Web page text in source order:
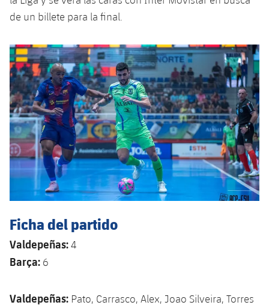
de un billete para la final.
Ficha del partido
Valdepeñas:4
Barça: 6
Valdepeñas: Pato, Carrasco, Alex, Joao Silveira, Torres